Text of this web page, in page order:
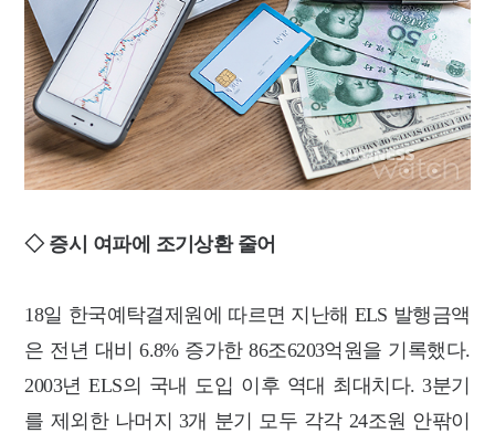
◇ 증시 여파에 조기상환 줄어
18일 한국예탁결제원에 따르면 지난해 ELS 발행금액
은 전년 대비 6.8% 증가한 86조6203억원을 기록했다.
2003년 ELS의 국내 도입 이후 역대 최대치다. 3분기
를 제외한 나머지 3개 분기 모두 각각 24조원 안팎이